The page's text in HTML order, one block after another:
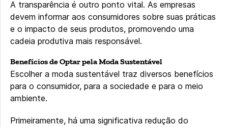
A transparência é outro ponto vital. As empresas
devem informar aos consumidores sobre suas práticas
e o impacto de seus produtos, promovendo uma
cadeia produtiva mais responsável.
Benefícios de Optar pela Moda Sustentável
Escolher a moda sustentável traz diversos benefícios
para o consumidor, para a sociedade e para o meio
ambiente.
Primeiramente, há uma significativa redução do